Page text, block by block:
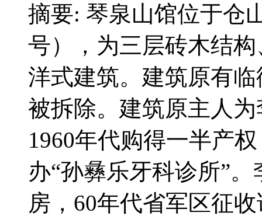
摘要: 琴泉山馆位于仓
号），为三层砖木结
洋式建筑。建筑原有
被拆除。建筑原主人
1960年代购得一半产
办“孙彝乐牙科诊所”
房，60年代省军区征